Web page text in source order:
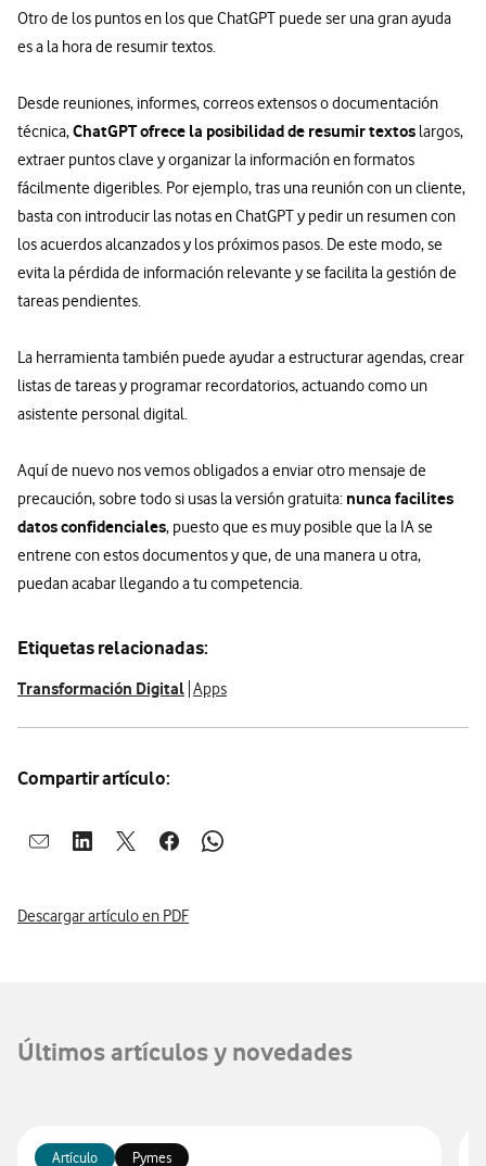
Otro de los puntos en los que ChatGPT puede ser una gran ayuda
es a la hora de resumir textos.
Desde reuniones, informes, correos extensos o documentación
técnica,ChatGPT ofrece la posibilidad de resumir textos largos,
extraer puntos clave y organizar la información en formatos
fácilmente digeribles. Por ejemplo, tras una reunión con un cliente,
basta con introducir las notas en ChatGPT y pedir un resumen con
los acuerdos alcanzados y los próximos pasos. De este modo, se
evita la pérdida de información relevante y se facilita la gestión de
tareas pendientes.
La herramienta también puede ayudar a estructurar agendas, crear
listas de tareas y programar recordatorios, actuando como un
asistente personal digital.
Aquí de nuevo nos vemos obligados a enviar otro mensaje de
precaución, sobre todo si usas la versión gratuita: nunca facilites
datos confidenciales, puesto que es muy posible que la IA se
entrene con estos documentos y que, de una manera u otra,
puedan acabar llegando a tu competencia.
Etiquetas relacionadas:
Transformación Digital Apps
Compartir artículo:
Abrir ventana para compartir en mail
Abrir ventana para compartir en linkedin
Abrir ventana para compartir en twitter
Abrir ventana para compartir en facebook
Abrir ventana para compartir en
Descargar artículo en PDF
Últimos artículos y novedades
Artículo Pymes